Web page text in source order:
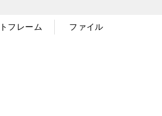
フレーム ファイル